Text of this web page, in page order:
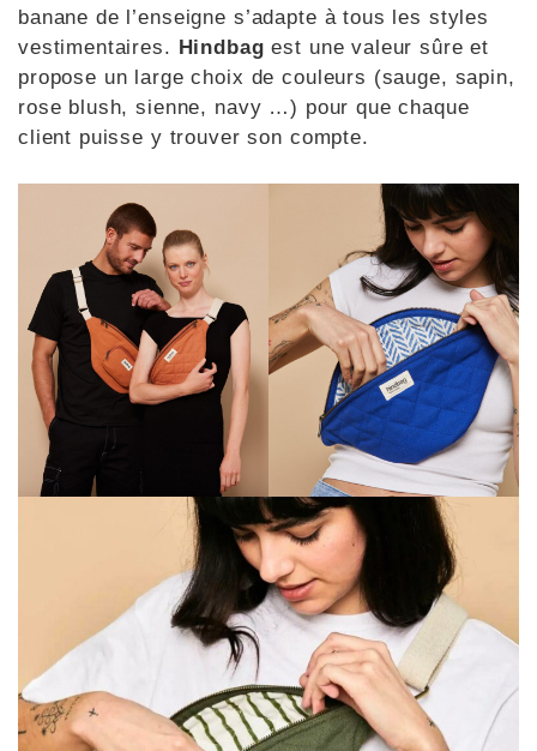
banane de l’enseigne s’adapte à tous les styles
vestimentaires. Hindbagest une valeur sûre et
propose un large choix de couleurs (sauge, sapin,
rose blush, sienne, navy …) pour que chaque
client puisse y trouver son compte.